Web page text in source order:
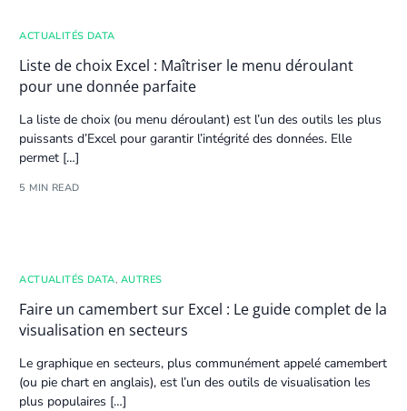
ACTUALITÉS DATA
Liste de choix Excel : Maîtriser le menu déroulant
pour une donnée parfaite
La liste de choix (ou menu déroulant) est l’un des outils les plus
puissants d’Excel pour garantir l’intégrité desdonnées. Elle
permet […]
5 MIN READ
ACTUALITÉS DATA, AUTRES
Faire un camembert sur Excel : Le guide complet de la
visualisation en secteurs
Le graphique en secteurs, plus communément appelé camembert
(ou pie chart en anglais), est l’un des outils de visualisation les
plus populaires […]